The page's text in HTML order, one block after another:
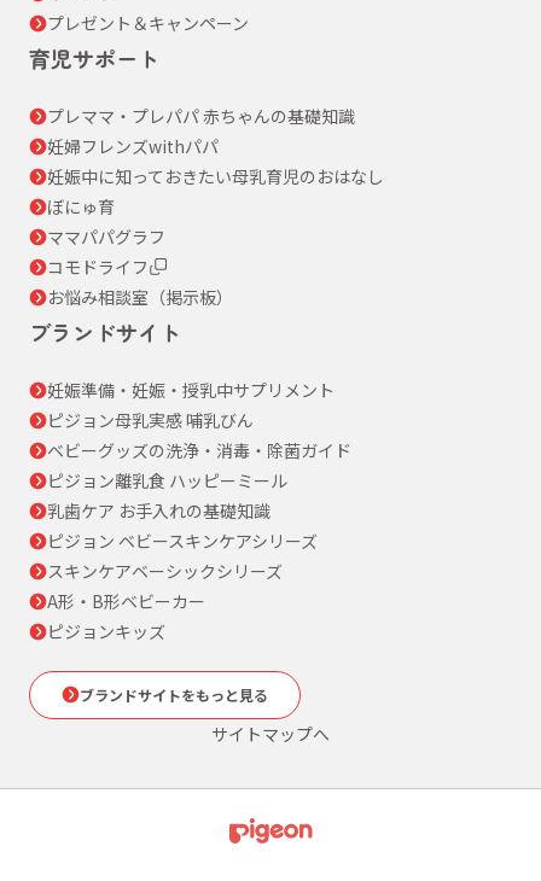
プレゼント＆キャンペーン
育児サポート
プレママ・プレパパ 赤ちゃんの基礎知識
妊婦フレンズwithパパ
妊娠中に知っておきたい母乳育児のおはなし
ぼにゅ育
ママパパグラフ
コモドライフ
お悩み相談室（掲示板）
ブランドサイト
妊娠準備・妊娠・授乳中サプリメント
ピジョン母乳実感 哺乳びん
ベビーグッズの洗浄・消毒・除菌ガイド
ピジョン離乳食 ハッピーミール
乳歯ケア お手入れの基礎知識
ピジョン ベビースキンケアシリーズ
スキンケアベーシックシリーズ
A形・B形ベビーカー
ピジョンキッズ
ブランドサイトをもっと見る
サイトマップへ